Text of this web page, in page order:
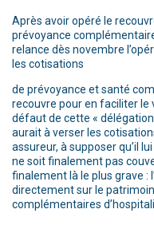
Après avoir opéré le
prévoyance
relance dès novembre
les cotisations
de prévoyance et santé
recouvre pour en faciliter le
défaut de cette «
aurait à verser les
assureur, à supposer qu’il
ne soit finalement pas
finalement là le plus grave :
directement sur le
complémentaires